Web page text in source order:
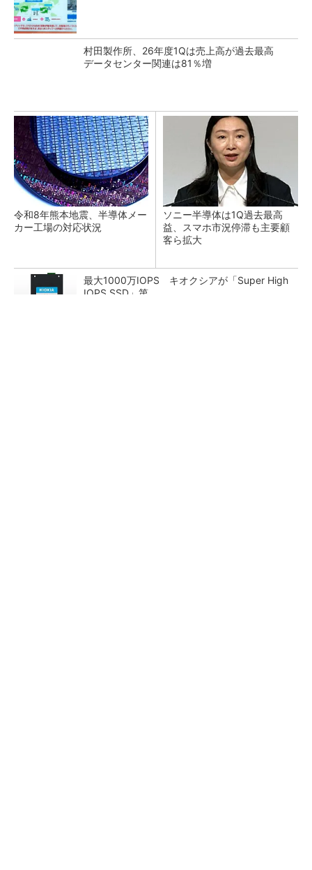
村田製作所、26年度1Qは売上高が過去最高
データセンター関連は81％増
令和8年熊本地震、半導体メー
カー工場の対応状況
ソニー半導体は1Q過去最高
益、スマホ市況停滞も主要顧
客ら拡大
最大1000万IOPS キオクシアが「Super High
IOPS SSD」第...